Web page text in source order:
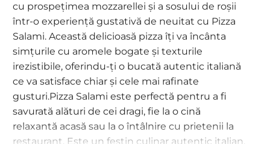
cu prospețimea mozzarellei și a sosului de roșii
într-o experiență gustativă de neuitat cu Pizza
Salami. Această delicioasă pizza îți va încânta
simțurile cu aromele bogate și texturile
irezistibile, oferindu-ți o bucată autentic italiană
ce va satisface chiar și cele mai rafinate
gusturi.Pizza Salami este perfectă pentru a fi
savurată alături de cei dragi, fie la o cină
relaxantă acasă sau la o întâlnire cu prietenii la
restaurant. Este un festin culinar autentic italian,